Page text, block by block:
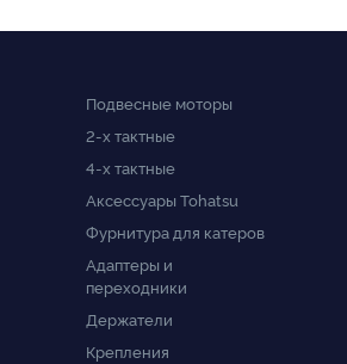
Подвесные моторы
2-x тактные
4-x тактные
Аксессуары Tohatsu
Фурнитура для катеров
Адаптеры и
переходники
Держатели
Крепления